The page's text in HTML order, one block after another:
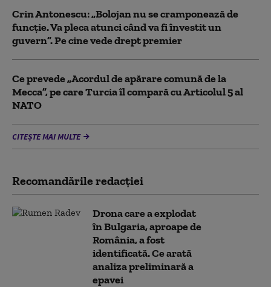
Crin Antonescu: „Bolojan nu se cramponează de
funcție. Va pleca atunci când va fi învestit un
guvern”. Pe cine vede drept premier
Ce prevede „Acordul de apărare comună de la
Mecca”, pe care Turcia îl compară cu Articolul 5 al
NATO
CITEȘTE MAI MULTE
Recomandările redacţiei
Drona care a explodat
în Bulgaria, aproape de
România, a fost
identificată. Ce arată
analiza preliminară a
epavei